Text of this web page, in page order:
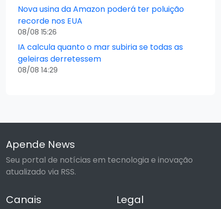
Nova usina da Amazon poderá ter poluição
recorde nos EUA
08/08 15:26
IA calcula quanto o mar subiria se todas as
geleiras derretessem
08/08 14:29
Apende News
Seu portal de notícias em tecnologia e inovação
atualizado via RSS.
Canais Legal